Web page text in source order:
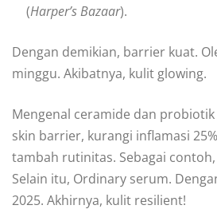
(Harper’s Bazaar).
Dengan demikian, barrier kuat.
minggu. Akibatnya, kulit glowing.
Mengenal ceramide dan
skin barrier, kurangi inflamasi
tambah rutinitas. Sebagai contoh,
Selain itu, Ordinary serum.
2025. Akhirnya, kulit resilient!